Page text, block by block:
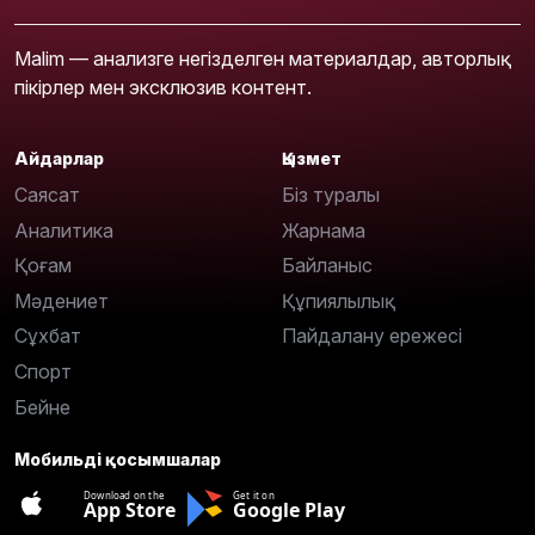
Malim — анализге негізделген материалдар, авторлық
пікірлер мен эксклюзив контент.
Айдарлар
Саясат
Аналитика
Қоғам
Мәдениет
Сұхбат
Спорт
Бейне
Қызмет
Біз туралы
Жарнама
Байланыс
Құпиялылық
Пайдалану ережесі
Мобильді қосымшалар
Download on the
App Store
Get it on
Google Play